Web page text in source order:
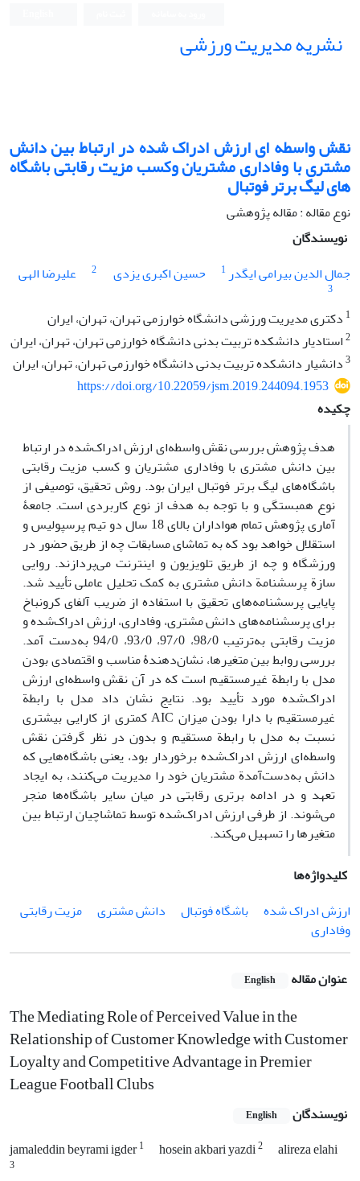
نشریه مدیریت ورزشی
نقش واسطه ای ارزش ادراک شده در ارتباط بین دانش
مشتری با وفاداری مشتریان وکسب مزیت رقابتی باشگاه
های لیگ برتر فوتبال
نوع مقاله : مقاله پژوهشی
نویسندگان
جمال الدین بیرامی ایگدر1 حسین اکبری یزدی 2 علیرضا الهی
3
1 دکتری مدیریت ورزشی دانشگاه خوارزمی‌ تهران، تهران، ایران
2استادیار دانشکده تربیت بدنی دانشگاه خوارزمی‌ تهران، تهران، ایران
3دانشیار دانشکده تربیت بدنی دانشگاه خوارزمی ‌تهران، تهران، ایران
https://doi.org/10.22059/jsm.2019.244094.1953
چکیده
هدف پژوهش بررسی نقش واسطه‌ای ارزش ادراک‌شده در ارتباط
بین دانش مشتری با وفاداری مشتریان و کسب مزیت رقابتی
باشگاه‌های لیگ برتر فوتبال ایران بود. روش تحقیق، توصیفی از
نوع همبستگی و با توجه به هدف از نوع کاربردی است. جامعۀ
آماری پژوهش تمام هواداران بالای 18 سال دو تیم پرسپولیس و
استقلال خواهد بود که به تماشای مسابقات چه از طریق حضور در
ورزشگاه و چه از طریق تلویزیون و اینترنت می‌پردازند. روایی
سازة پرسشنامة دانش مشتری به کمک تحلیل عاملی تأیید شد.
پایایی پرسشنامه‌های تحقیق با استفاده از ضریب آلفای کرونباخ
برای پرسشنامه‌های دانش مشتری، وفاداری، ارزش ادراک‌شده و
مزیت رقابتی به‌ترتیب 98/0، 97/0، 93/0، 94/0 به‌دست آمد.
بررسی روابط بین متغیرها، نشان‌دهندۀ مناسب و اقتصادی بودن
مدل با رابطة غیرمستقیم است که در آن نقش واسطه‌ای ارزش
ادراک‌شده مورد تأیید بود. نتایج نشان داد مدل با رابطة
غیرمستقیم با دارا بودن میزان AIC کمتری از کارایی بیشتری
نسبت به مدل با رابطة مستقیم و بدون در نظر گرفتن نقش
واسطه‌ای ارزش ادراک‌شده برخوردار بود، یعنی باشگاه‌هایی که
دانش به‌دست‌آمدة مشتریان خود را مدیریت می‌کنند، به ایجاد
تعهد و در ادامه برتری رقابتی در میان سایر باشگاه‌ها منجر
می‌شوند. از طرفی ارزش ادراک‌شده توسط تماشاچیان ارتباط بین
متغیرها را تسهیل می‌کند.
کلیدواژه‌ها
ارزش ادراک ‌شده
باشگاه فوتبال دانش مشتری
مزیت رقابتی
وفاداری
عنوان مقاله English
The Mediating Role of Perceived Value in the
Relationship of Customer Knowledge with Customer
Loyalty and Competitive Advantage in Premier
League Football Clubs
نویسندگان English
jamaleddin beyrami igder1 hosein akbari yazdi2 alireza elahi
3